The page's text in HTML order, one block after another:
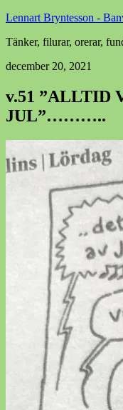
Lennart Bryntesson -
Tänker, filurar, orerar,
december 20, 2021
v.51 ”ALLTID
JUL”………..